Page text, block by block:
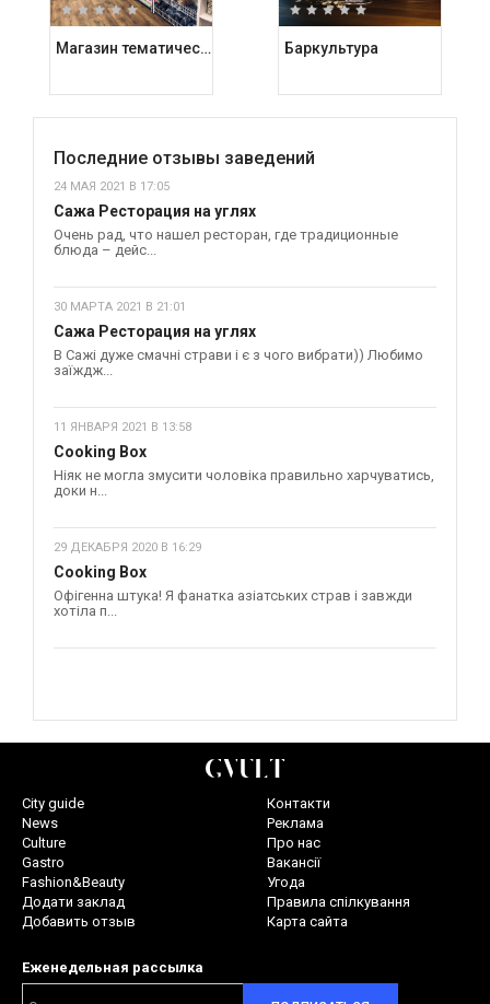
Магазин тематических подарков Kashalot Баркультура
Последние отзывы заведений
24 МАЯ 2021 В 17:05
Сажа Ресторация на углях
Очень рад, что нашел ресторан, где традиционные
блюда – дейс...
30 МАРТА 2021 В 21:01
Сажа Ресторация на углях
В Сажі дуже смачні страви і є з чого вибрати)) Любимо
заїждж...
11 ЯНВАРЯ 2021 В 13:58
Cooking Box
Ніяк не могла змусити чоловіка правильно харчуватись,
доки н...
29 ДЕКАБРЯ 2020 В 16:29
Cooking Box
Офігенна штука! Я фанатка азіатських страв і завжди
хотіла п...
City guide
News
Culture
Gastro
Fashion&Beauty
Додати заклад
Добавить отзыв
Контакти
Реклама
Про нас
Вакансії
Угода
Правила спілкування
Карта сайта
Еженедельная рассылка